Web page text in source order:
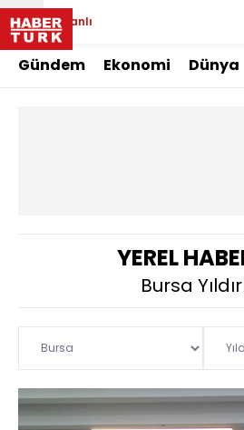
Canlı
Gündem Ekonomi Dünya
YEREL
Bursa